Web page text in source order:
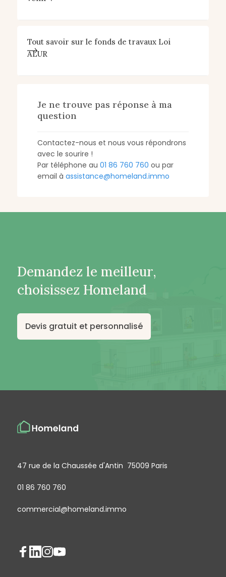
Tout savoir sur le fonds de travaux Loi
ALUR
Je ne trouve pas réponse à ma
question
Contactez-nous et nous vous répondrons
avec le sourire !
Par téléphone au 01 86 760 760 ou par
email à assistance@homeland.immo
Demandez le meilleur,
choisissez Homeland
Devis gratuit et personnalisé
47 rue de la Chaussée d'Antin 75009 Paris
01 86 760 760
commercial@homeland.immo